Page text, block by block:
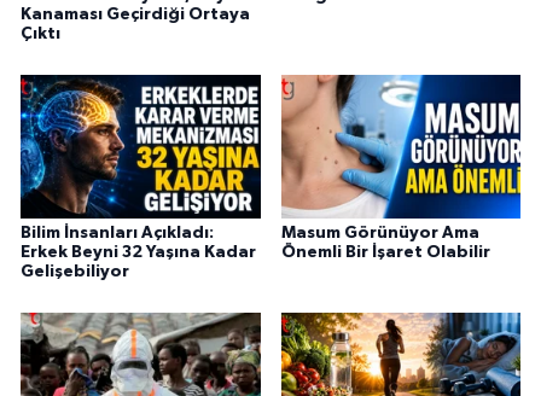
Kanaması Geçirdiği Ortaya
Çıktı
Bilim İnsanları Açıkladı:
Erkek Beyni 32 Yaşına Kadar
Gelişebiliyor
Masum Görünüyor Ama
Önemli Bir İşaret Olabilir